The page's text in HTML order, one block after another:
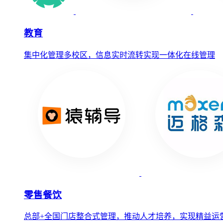
教育
集中化管理多校区，信息实时流转实现一体化在线管理
零售餐饮
总部+全国门店整合式管理，推动人才培养，实现精益运